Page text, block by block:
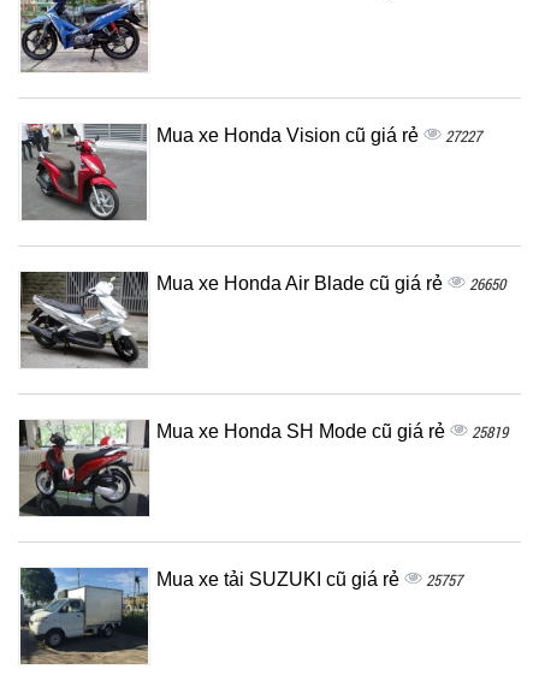
Mua xe Honda Vision cũ giá rẻ 27227
Mua xe Honda Air Blade cũ giá rẻ 26650
Mua xe Honda SH Mode cũ giá rẻ 25819
Mua xe tải SUZUKI cũ giá rẻ 25757